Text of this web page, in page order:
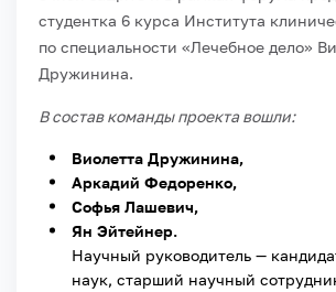
студентка 6 курса Института
по специальности «Лечебное дело»
Дружинина.
В состав команды проекта вошли:
Виолетта Дружинина,
Аркадий Федоренко,
Софья Лашевич,
Ян Эйтейнер.
Научный руководитель —
наук, старший научный